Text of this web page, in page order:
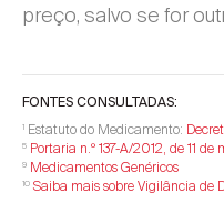
preço, salvo se for
FONTES CONSULTADAS:
1 Estatuto do Medicamento:
5 Portaria n.º 137-A/2012, de 11 de
9 Medicamentos Genéricos
10 Saiba mais sobre Vigilância de